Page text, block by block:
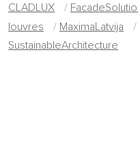
CLADLUX
/
louvres
/ MaximaLatvija /
SustainableArchitecture